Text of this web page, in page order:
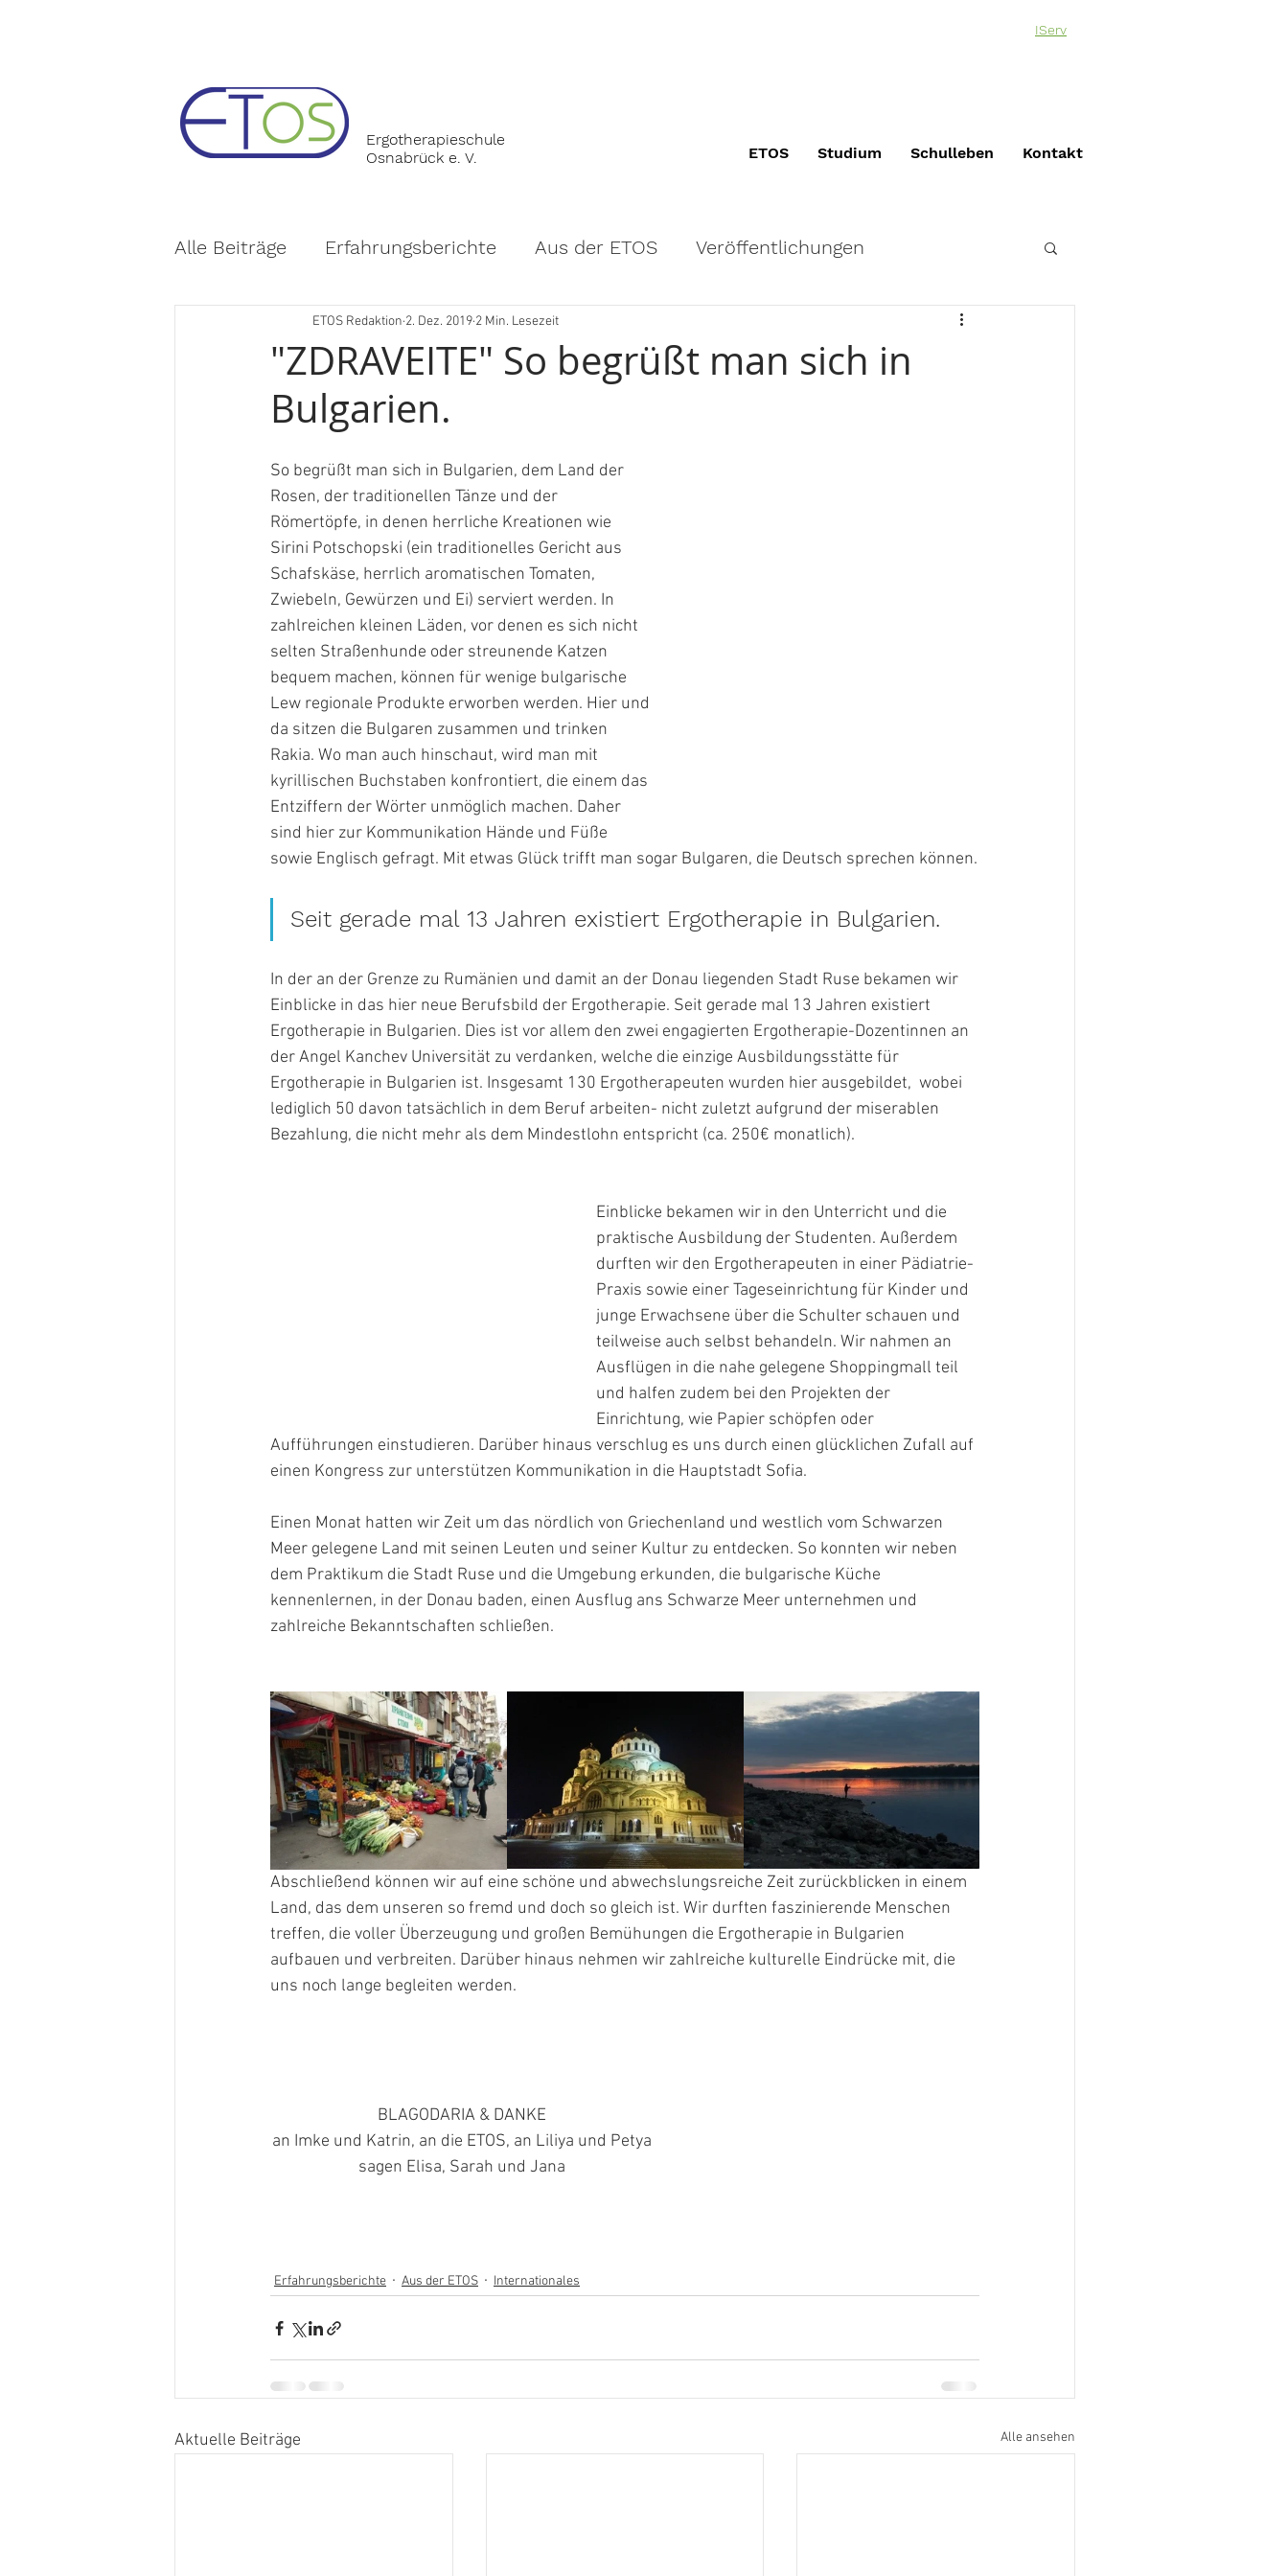
Ergotherapieschule
Osnabrück e. V.
IServ
ETOS Studium Schulleben Kontakt
Alle Beiträge Erfahrungsberichte Aus der ETOS Veröffentlichungen
Auszeichnungen Schulgeldfreiheit
"ZDRAVEITE" So begrüßt man sich in
Bulgarien.
ETOS Redaktion 2. Dez. 2019 2 Min. Lesezeit
So begrüßt man sich in Bulgarien, dem Land der
Rosen, der traditionellen Tänze und der
Römertöpfe, in denen herrliche Kreationen wie
Sirini Potschopski (ein traditionelles Gericht aus
Schafskäse, herrlich aromatischen Tomaten,
Zwiebeln, Gewürzen und Ei) serviert werden. In
zahlreichen kleinen Läden, vor denen es sich nicht
selten Straßenhunde oder streunende Katzen
bequem machen, können für wenige bulgarische
Lew regionale Produkte erworben werden. Hier und
da sitzen die Bulgaren zusammen und trinken
Rakia. Wo man auch hinschaut, wird man mit
kyrillischen Buchstaben konfrontiert, die einem das
Entziffern der Wörter unmöglich machen. Daher
sind hier zur Kommunikation Hände und Füße
sowie Englisch gefragt. Mit etwas Glück trifft man sogar Bulgaren, die Deutsch sprechen können.
Seit gerade mal 13 Jahren existiert Ergotherapie in Bulgarien.
In der an der Grenze zu Rumänien und damit an der Donau liegenden Stadt Ruse bekamen wir
Einblicke in das hier neue Berufsbild der Ergotherapie. Seit gerade mal 13 Jahren existiert
Ergotherapie in Bulgarien. Dies ist vor allem den zwei engagierten Ergotherapie-Dozentinnen an
der Angel Kanchev Universität zu verdanken, welche die einzige Ausbildungsstätte für
Ergotherapie in Bulgarien ist. Insgesamt 130 Ergotherapeuten wurden hier ausgebildet,  wobei
lediglich 50 davon tatsächlich in dem Beruf arbeiten- nicht zuletzt aufgrund der miserablen
Bezahlung, die nicht mehr als dem Mindestlohn entspricht (ca. 250€ monatlich).
Einblicke bekamen wir in den Unterricht und die
praktische Ausbildung der Studenten. Außerdem
durften wir den Ergotherapeuten in einer Pädiatrie-
Praxis sowie einer Tageseinrichtung für Kinder und
junge Erwachsene über die Schulter schauen und
teilweise auch selbst behandeln. Wir nahmen an
Ausflügen in die nahe gelegene Shoppingmall teil
und halfen zudem bei den Projekten der
Einrichtung, wie Papier schöpfen oder
Aufführungen einstudieren. Darüber hinaus verschlug es uns durch einen glücklichen Zufall auf
einen Kongress zur unterstützen Kommunikation in die Hauptstadt Sofia.
Einen Monat hatten wir Zeit um das nördlich von Griechenland und westlich vom Schwarzen
Meer gelegene Land mit seinen Leuten und seiner Kultur zu entdecken. So konnten wir neben
dem Praktikum die Stadt Ruse und die Umgebung erkunden, die bulgarische Küche
kennenlernen, in der Donau baden, einen Ausflug ans Schwarze Meer unternehmen und
zahlreiche Bekanntschaften schließen.
Abschließend können wir auf eine schöne und abwechslungsreiche Zeit zurückblicken in einem
Land, das dem unseren so fremd und doch so gleich ist. Wir durften faszinierende Menschen
treffen, die voller Überzeugung und großen Bemühungen die Ergotherapie in Bulgarien
aufbauen und verbreiten. Darüber hinaus nehmen wir zahlreiche kulturelle Eindrücke mit, die
uns noch lange begleiten werden.
BLAGODARIA & DANKE
an Imke und Katrin, an die ETOS, an Liliya und Petya
sagen Elisa, Sarah und Jana
Erfahrungsberichte Aus der ETOS Internationales
Aktuelle Beiträge Alle ansehen